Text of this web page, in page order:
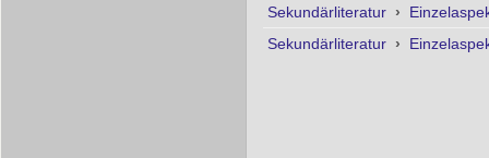
Sekundärliteratur ›
Sekundärliteratur ›